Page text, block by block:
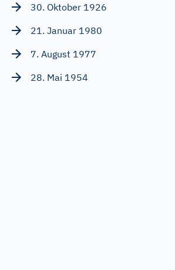
30. Oktober 1926
21. Januar 1980
7. August 1977
28. Mai 1954